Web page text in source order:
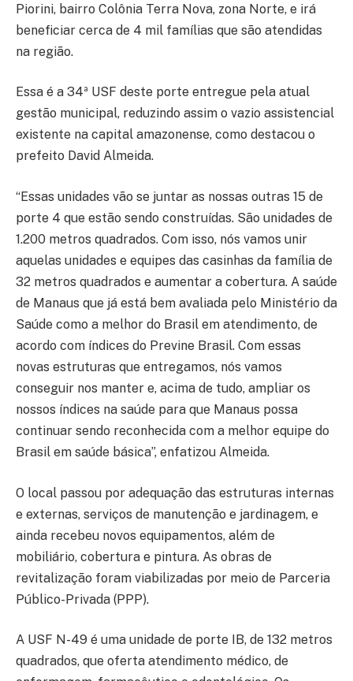
Piorini, bairro Colônia Terra Nova, zona Norte, e irá
beneficiar cerca de 4 mil famílias que são atendidas
na região.
Essa é a 34ª USF deste porte entregue pela atual
gestão municipal, reduzindo assim o vazio assistencial
existente na capital amazonense, como destacou o
prefeito David Almeida.
“Essas unidades vão se juntar as nossas outras 15 de
porte 4 que estão sendo construídas. São unidades de
1.200 metros quadrados. Com isso, nós vamos unir
aquelas unidades e equipes das casinhas da família de
32 metros quadrados e aumentar a cobertura. A saúde
de Manaus que já está bem avaliada pelo Ministério da
Saúde como a melhor do Brasil em atendimento, de
acordo com índices do Previne Brasil. Com essas
novas estruturas que entregamos, nós vamos
conseguir nos manter e, acima de tudo, ampliar os
nossos índices na saúde para que Manaus possa
continuar sendo reconhecida com a melhor equipe do
Brasil em saúde básica”, enfatizou Almeida.
O local passou por adequação das estruturas internas
e externas, serviços de manutenção e jardinagem, e
ainda recebeu novos equipamentos, além de
mobiliário, cobertura e pintura. As obras de
revitalização foram viabilizadas por meio de Parceria
Público-Privada (PPP).
A USF N-49 é uma unidade de porte IB, de 132 metros
quadrados, que oferta atendimento médico, de